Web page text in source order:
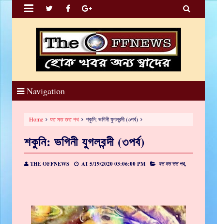
 
Navigation
Home যত মত তত পথ শকুনি: ভগিনী যুগলবন্দী (৩পর্ব)
শকুনি: ভগিনী যুগলবন্দী (৩পর্ব)
THE OFFNEWS AT5/19/2020 03:06:00 PM যত মত তত পথ,